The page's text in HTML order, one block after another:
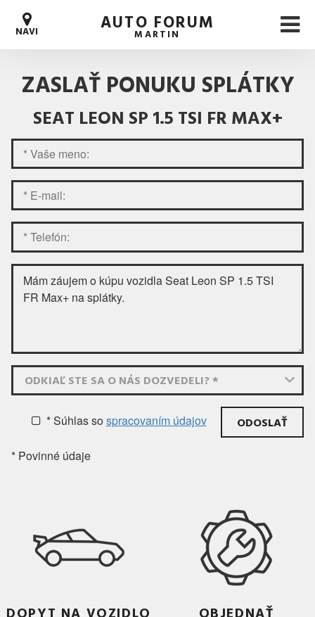
NAVI AUTO FORUM
MARTIN
ZASLAŤ PONUKU SPLÁTKY
SEAT LEON SP 1.5 TSI FR MAX+
ODKIAĽ STE SA O NÁS DOZVEDELI? *
* Súhlasso spracovaním údajov
* Povinné údaje
DOPYT NA VOZIDLO
OBJEDNAŤ